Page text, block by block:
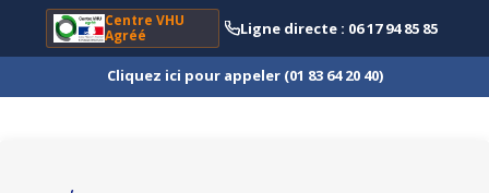
Centre VHU
Agréé
Ligne directe : 06 17 94 85 85
Cliquez ici pour appeler (01 83 64 20 40)